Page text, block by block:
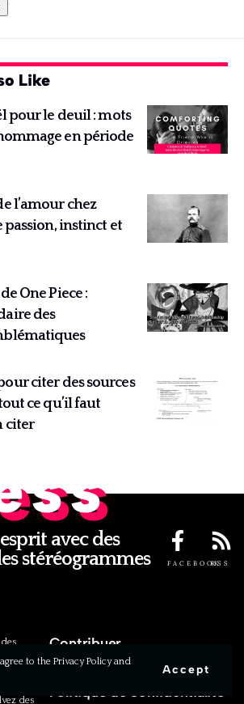
to the Privacy Policy and
Accept
Like
pour le deuil : mots
en période
l’amour chez
passion, instinct et
One Piece :
des
citer des sources
ce qu’il faut
citer
avec des
stéréogrammes
FACEBOOKRSS
des
Contribuer
Politique de confidentialité